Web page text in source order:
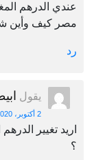
عندي الدرهم
مصر كيف وأين
رد
يقول
2 أكتوبر، 2020 الساعة 2:00 م
اريد تغيير
؟